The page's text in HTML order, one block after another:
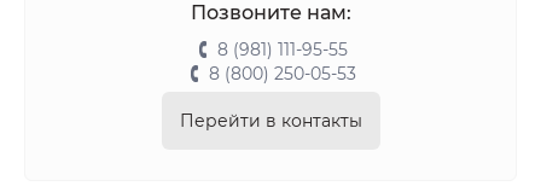
Позвоните нам:
8 (981) 111-95-55
8 (800) 250-05-53
Перейти в контакты